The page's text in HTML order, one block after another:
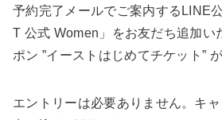
予約完了メールでご案内するLINE
T 公式 Women」をお友だち追加い
ポン ”イーストはじめてチケット”
エントリーは必要ありません。キ